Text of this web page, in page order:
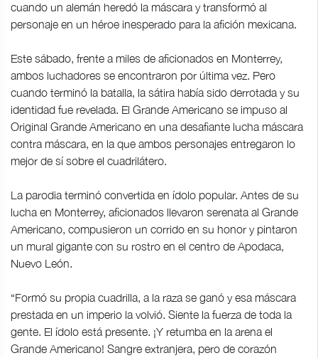
cuando un alemán heredó la máscara y transformó al
personaje en un héroe inesperado para la afición mexicana.
Este sábado, frente a miles de aficionados en Monterrey,
ambos luchadores se encontraron por última vez. Pero
cuando terminó la batalla, la sátira había sido derrotada y su
identidad fue revelada. El Grande Americano se impuso al
Original Grande Americano en una desafiante lucha máscara
contra máscara, en la que ambos personajes entregaron lo
mejor de sí sobre el cuadrilátero.
La parodia terminó convertida en ídolo popular. Antes de su
lucha en Monterrey, aficionados llevaron serenata al Grande
Americano, compusieron un corrido en su honor y pintaron
un mural gigante con su rostro en el centro de Apodaca,
Nuevo León.
“Formó su propia cuadrilla, a la raza se ganó y esa máscara
prestada en un imperio la volvió. Siente la fuerza de toda la
gente. El ídolo está presente. ¡Y retumba en la arena el
Grande Americano! Sangre extranjera, pero de corazón